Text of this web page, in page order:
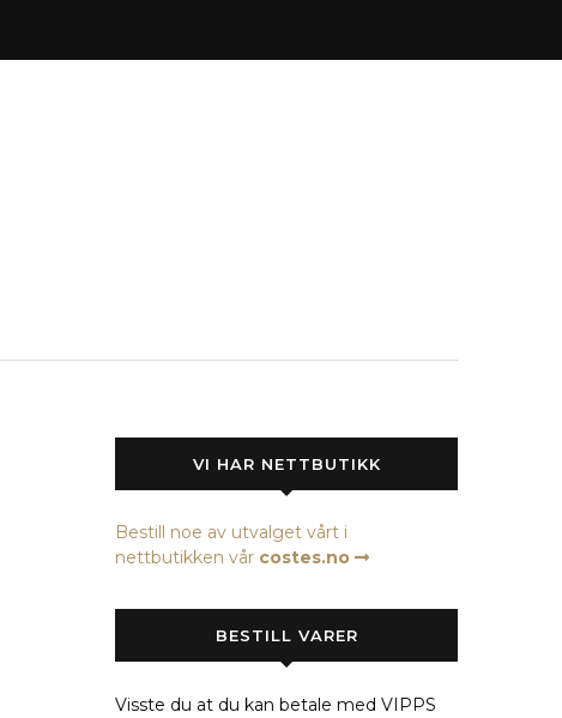
VI HAR NETTBUTIKK
Bestill noe av utvalget vårt i
nettbutikken vår costes.no
BESTILL VARER
Visste du at du kan betale med VIPPS